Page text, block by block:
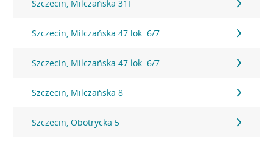
Szczecin, Milczańska 31F
Szczecin, Milczańska 47 lok. 6/7
Szczecin, Milczańska 47 lok. 6/7
Szczecin, Milczańska 8
Szczecin, Obotrycka 5